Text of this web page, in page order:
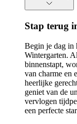
Stap terug
Begin je dag in
Wintergarten.
binnenstapt,
van charme en
heerlijke
geniet van de
vervlogen
een perfecte